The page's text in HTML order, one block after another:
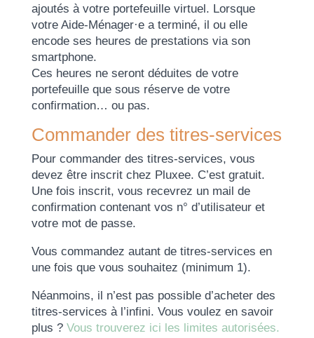
ajoutés à votre portefeuille virtuel. Lorsque
votre Aide-Ménager·e a terminé, il ou elle
encode ses heures de prestations via son
smartphone.
Ces heures ne seront déduites de votre
portefeuille que sous réserve de votre
confirmation… ou pas.
Commander des titres-services
Pour commander des titres-services, vous
devez être inscrit chez Pluxee. C’est gratuit.
Une fois inscrit, vous recevrez un mail de
confirmation contenant vos n° d’utilisateur et
votre mot de passe.
Vous commandez autant de titres-services en
une fois que vous souhaitez (minimum 1).
Néanmoins, il n’est pas possible d’acheter des
titres-services à l’infini. Vous voulez en savoir
plus ? Vous trouverez ici les limites autorisées.